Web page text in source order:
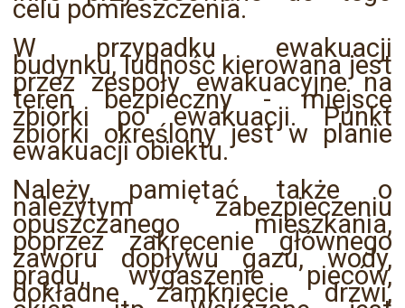
celu pomieszczenia.
W przypadku ewakuacji
budynku, ludność kierowana jest
przez zespoły ewakuacyjne na
teren bezpieczny - miejsce
zbiórki po ewakuacji. Punkt
zbiórki określony jest w planie
ewakuacji obiektu.
Należy pamiętać także o
należytym zabezpieczeniu
opuszczanego mieszkania,
poprzez zakręcenie głównego
zaworu dopływu gazu, wody,
prądu, wygaszenie pieców,
dokładne zamknięcie drzwi,